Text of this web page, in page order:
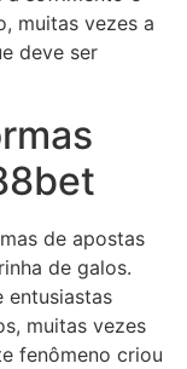
muitas vezes a
deve ser
de apostas
de galos.
entusiastas
muitas vezes
fenômeno criou